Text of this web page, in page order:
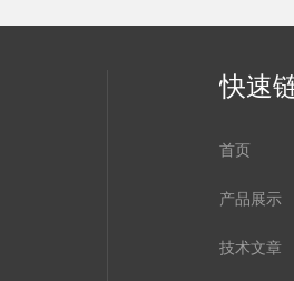
快速
首页
产品展示
技术文章